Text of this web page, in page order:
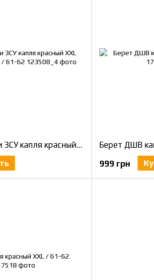
Берет Артиллерии ЗСУ капля красный XXL ПОЛНЫЙ КОМПЛЕКТ / 61-62
999 грн